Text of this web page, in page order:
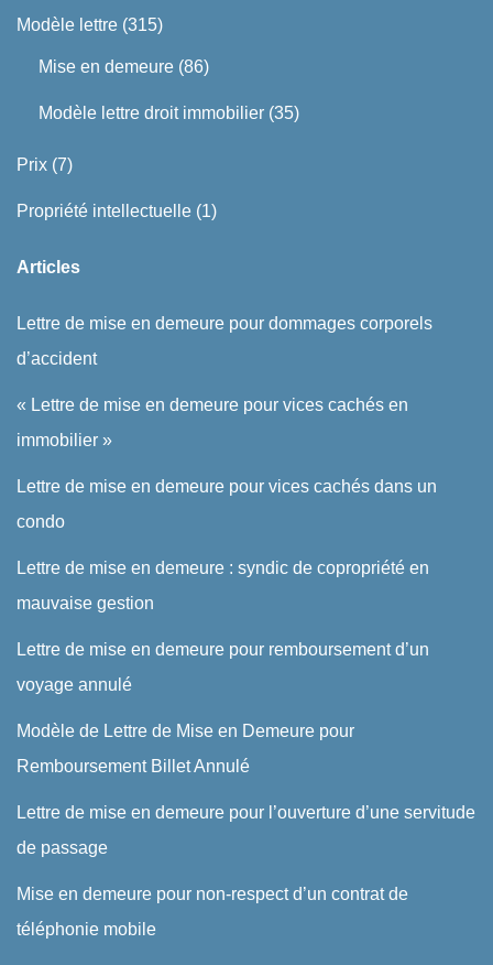
Modèle lettre (315)
Mise en demeure (86)
Modèle lettre droit immobilier (35)
Prix (7)
Propriété intellectuelle (1)
Articles
Lettre de mise en demeure pour dommages corporels
d’accident
« Lettre de mise en demeure pour vices cachés en
immobilier »
Lettre de mise en demeure pour vices cachés dans un
condo
Lettre de mise en demeure : syndic de copropriété en
mauvaise gestion
Lettre de mise en demeure pour remboursement d’un
voyage annulé
Modèle de Lettre de Mise en Demeure pour
Remboursement Billet Annulé
Lettre de mise en demeure pour l’ouverture d’une servitude
de passage
Mise en demeure pour non-respect d’un contrat de
téléphonie mobile